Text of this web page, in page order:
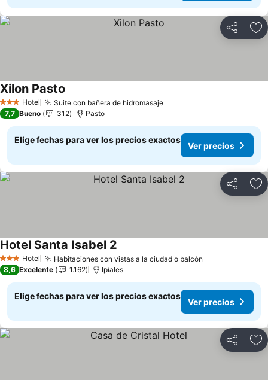
Compartir
3 Estrellas
Hotel Suite con bañera de hidromasajeVer precios
Xilon Pasto
7,7 Bueno 312 Pasto
Elige fechas para ver los precios exactos
Ver precios
Compartir
3 Estrellas
Hotel Habitaciones con vistas a la ciudad o balcón
Hotel Santa Isabel 2
8,6 Excelente 1.162 Ipiales
Elige fechas para ver los precios exactos
Ver precios
Compartir